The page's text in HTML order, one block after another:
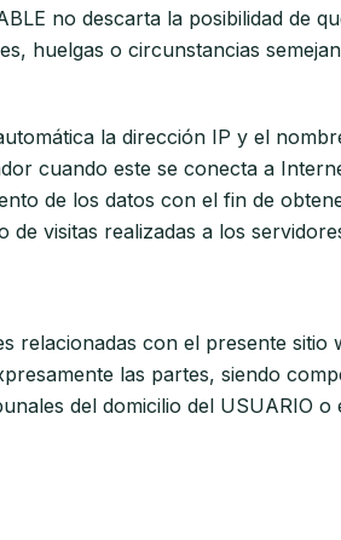
no descarta la posibilidad de
huelgas o circunstancias
la dirección IP y el
cuando este se conecta a
de los datos con el fin de
visitas realizadas a los
con el presente sitio
las partes, siendo
del domicilio del USUARIO